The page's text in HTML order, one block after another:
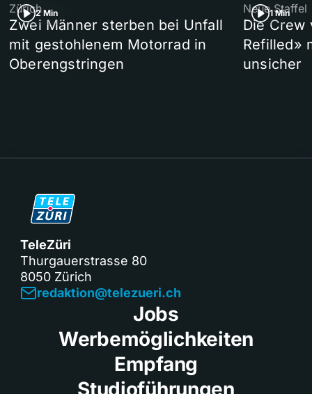
2 Min
Zürich
Zwei Männer sterben bei Unfall
mit gestohlenem Motorrad in
Oberengstringen
1 Min
Neue Staffel
Die Crew
Refilled»
unsicher
TeleZüri
Thurgauerstrasse 80
8050 Zürich
redaktion@telezueri.ch
Jobs
Werbemöglichkeiten
Empfang
Studioführungen